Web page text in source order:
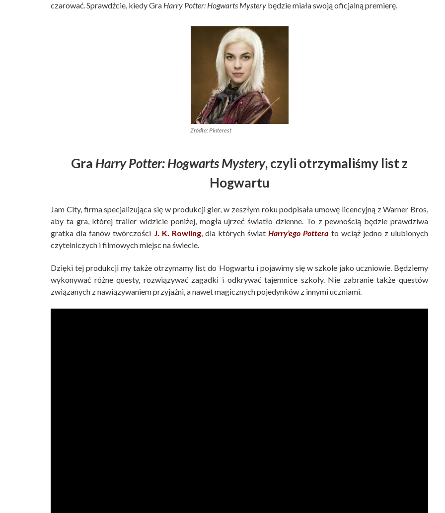
czarować. Sprawdźcie, kiedy Gra Harry Potter: Hogwarts Mystery będzie miała swoją oficjalną premierę.
Zródło: Pinterest
Gra Harry Potter: Hogwarts Mystery, czyli otrzymaliśmy list z
Hogwartu
Jam City, firma specjalizująca się w produkcji gier, w zeszłym roku podpisała umowę licencyjną z Warner Bros,
aby ta gra, której trailer widzicie poniżej, mogła ujrzeć światło dzienne. To z pewnością będzie prawdziwa
gratka dla fanów twórczości J. K. Rowling, dla których światHarry’ego Pottera to wciąż jedno z ulubionych
czytelniczych i filmowych miejsc na świecie.
Dzięki tej produkcji my także otrzymamy list do Hogwartu i pojawimy się w szkole jako uczniowie. Będziemy
wykonywać różne questy, rozwiązywać zagadki i odkrywać tajemnice szkoły. Nie zabranie także questów
związanych z nawiązywaniem przyjaźni, a nawet magicznych pojedynków z innymi uczniami.